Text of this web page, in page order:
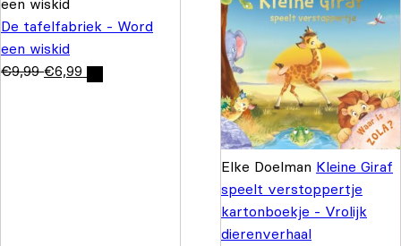
De tafelfabriek - Word
een wiskid
€9,99 €6,99
Elke Doelman Kleine Giraf
speelt verstoppertje
kartonboekje - Vrolijk
dierenverhaal